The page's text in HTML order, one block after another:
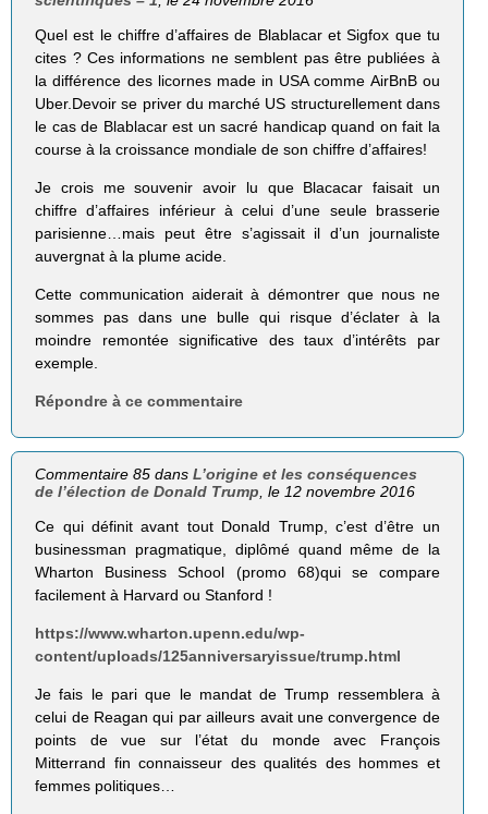
Quel est le chiffre d’affaires de Blablacar et Sigfox que tu
cites ? Ces informations ne semblent pas être publiées à
la différence des licornes made in USA comme AirBnB ou
Uber.Devoir se priver du marché US structurellement dans
le cas de Blablacar est un sacré handicap quand on fait la
course à la croissance mondiale de son chiffre d’affaires!
Je crois me souvenir avoir lu que Blacacar faisait un
chiffre d’affaires inférieur à celui d’une seule brasserie
parisienne…mais peut être s’agissait il d’un journaliste
auvergnat à la plume acide.
Cette communication aiderait à démontrer que nous ne
sommes pas dans une bulle qui risque d’éclater à la
moindre remontée significative des taux d’intérêts par
exemple.
Répondre à ce commentaire
Commentaire 85 dansL’origine et les conséquences
de l’élection de Donald Trump , le 12 novembre 2016
Ce qui définit avant tout Donald Trump, c’est d’être un
businessman pragmatique, diplômé quand même de la
Wharton Business School (promo 68)qui se compare
facilement à Harvard ou Stanford !
https://www.wharton.upenn.edu/wp-
content/uploads/125anniversaryissue/trump.html
Je fais le pari que le mandat de Trump ressemblera à
celui de Reagan qui par ailleurs avait une convergence de
points de vue sur l’état du monde avec François
Mitterrand fin connaisseur des qualités des hommes et
femmes politiques…